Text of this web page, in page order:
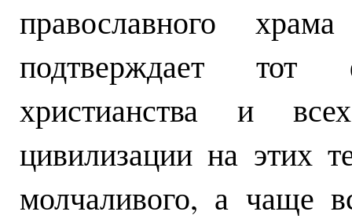
православного
подтверждает тот
христианства и
цивилизации на этих
молчаливого, а чаще